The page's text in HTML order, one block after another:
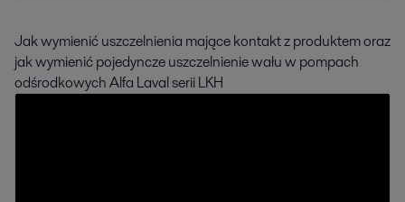
Jak wymienić uszczelnienia mające kontakt z produktem oraz
jak wymienić pojedyncze uszczelnienie wału w pompach
odśrodkowych Alfa Laval serii LKH